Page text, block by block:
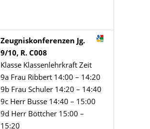
Zeugniskonferenzen Jg.
9/10, R. C008
Klasse Klassenlehrkraft Zeit
9a Frau Ribbert 14:00 – 14:20
9b Frau Schuler 14:20 – 14:40
9c Herr Busse 14:40 – 15:00
9d Herr Böttcher 15:00 –
15:20